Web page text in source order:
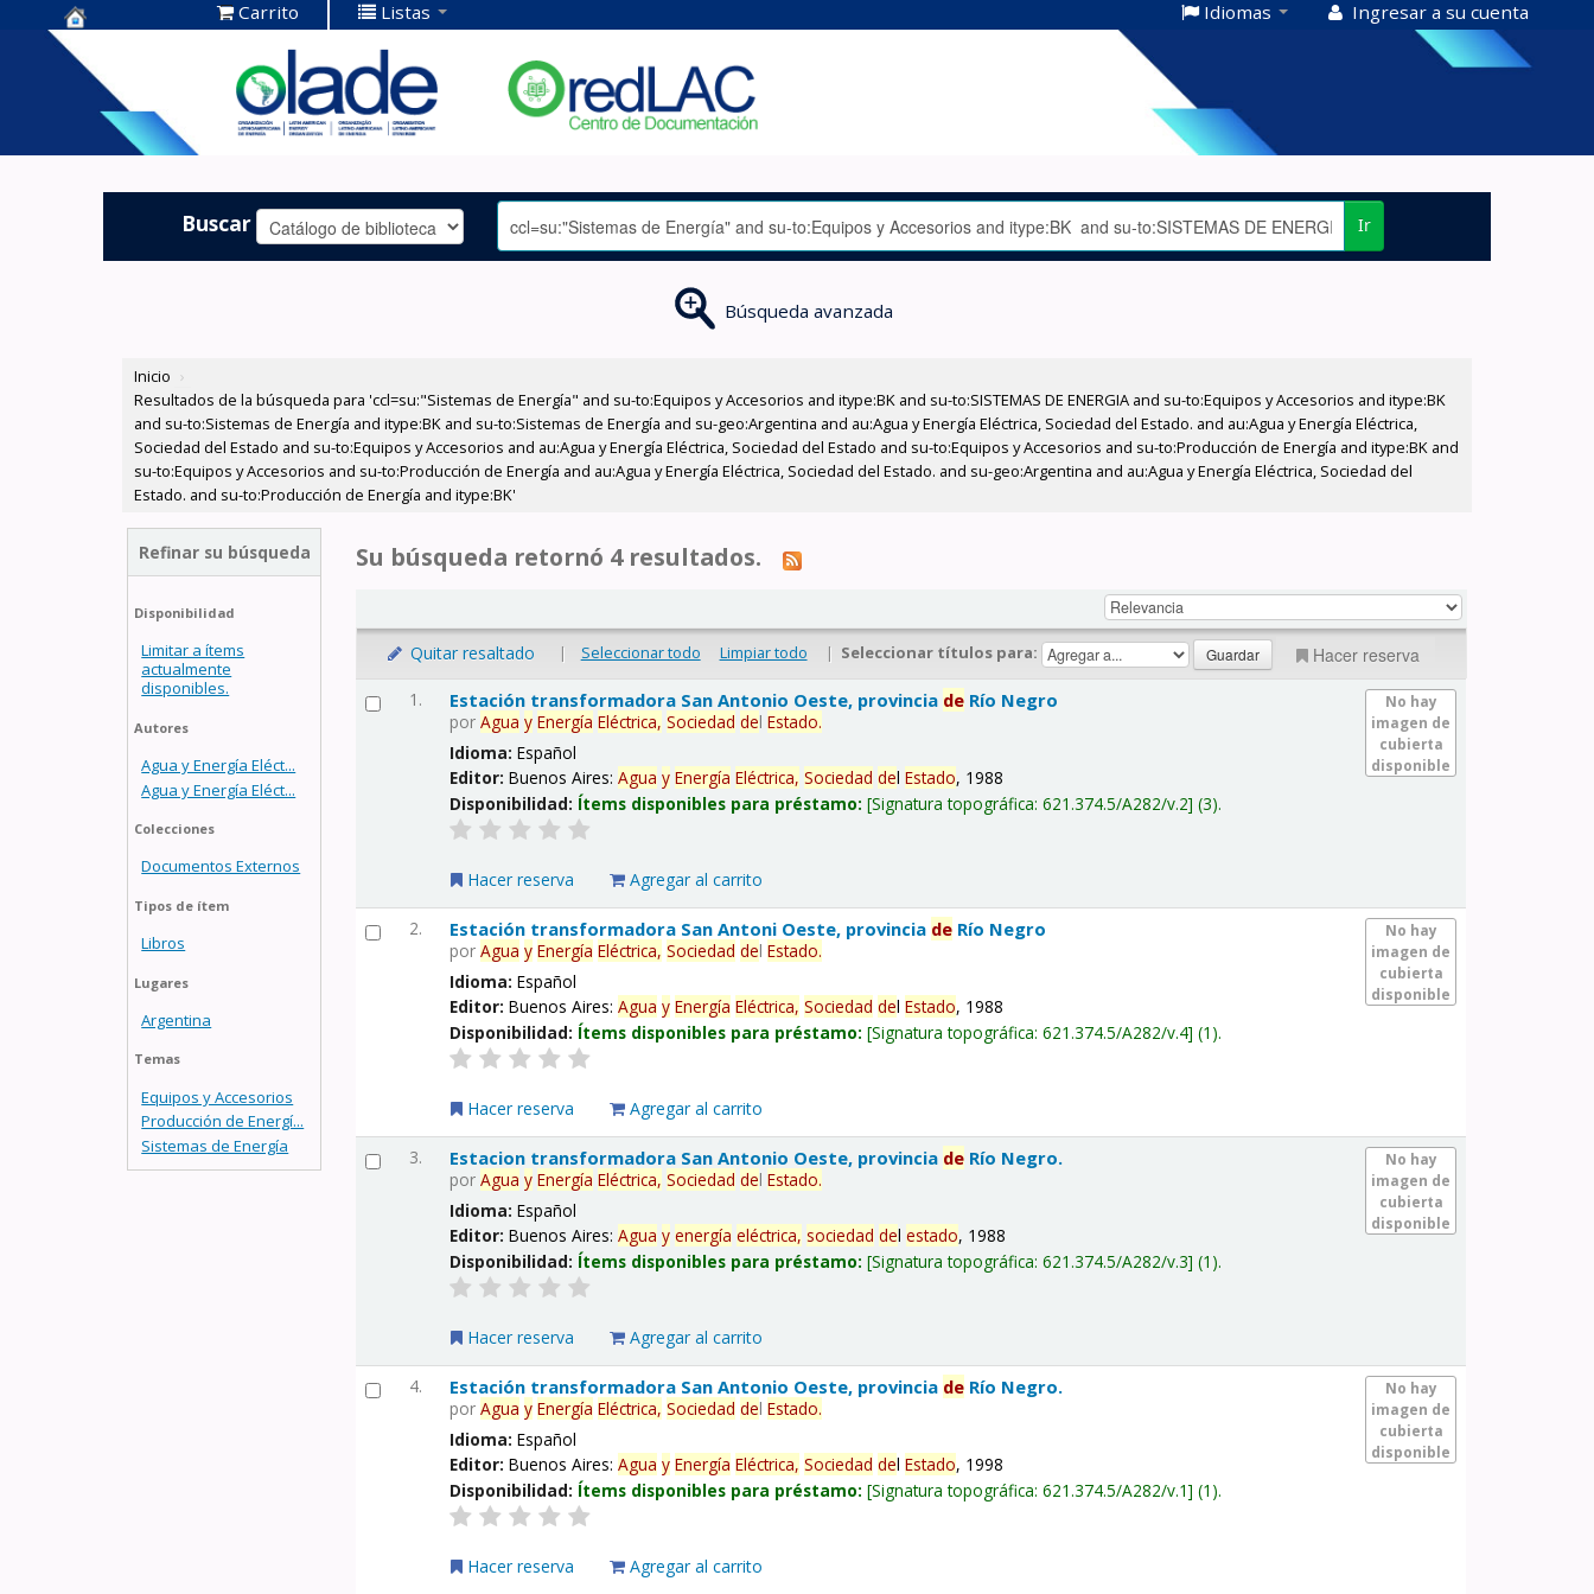
Centro de
Documentación
OLADE -
Carrito Listas Idiomas Ingresar a su cuenta
Buscar Ir
Búsqueda avanzada
Inicio ›
Resultados de la búsqueda para 'ccl=su:"Sistemas de Energía" and su-to:Equipos y Accesorios and itype:BK and su-to:SISTEMAS DE ENERGIA and su-to:Equipos y Accesorios and itype:BK
and su-to:Sistemas de Energía and itype:BK and su-to:Sistemas de Energía and su-geo:Argentina and au:Agua y Energía Eléctrica, Sociedad del Estado. and au:Agua y Energía Eléctrica,
Sociedad del Estado and su-to:Equipos y Accesorios and au:Agua y Energía Eléctrica, Sociedad del Estado and su-to:Equipos y Accesorios and su-to:Producción de Energía and itype:BK and
su-to:Equipos y Accesorios and su-to:Producción de Energía and au:Agua y Energía Eléctrica, Sociedad del Estado. and su-geo:Argentina and au:Agua y Energía Eléctrica, Sociedad del
Estado. and su-to:Producción de Energía and itype:BK'
Refinar su búsqueda
Disponibilidad
Limitar a ítems
actualmente
disponibles.
Autores
Agua y Energía Eléct...
Agua y Energía Eléct...
Colecciones
Documentos Externos
Tipos de ítem
Libros
Lugares
Argentina
Temas
Equipos y Accesorios
Producción de Energí...
Sistemas de Energía
Su búsqueda retornó 4 resultados.
Quitar resaltado | Seleccionar todo Limpiar todo | Seleccionar títulos para: Hacer reserva
1.
No hay
imagen de
cubierta
disponible
Estación transformadora San Antonio Oeste, provincia de Río Negro
porAgua y Energía Eléctrica, Sociedad delEstado.
Idioma:Español
Editor:Buenos Aires:Agua y Energía Eléctrica, Sociedad delEstado, 1988
Disponibilidad: Ítems disponibles para préstamo: Signatura topográfica:621.374.5/A282/v.2 (3).
Hacer reserva Agregar al carrito
2.
No hay
imagen de
cubierta
disponible
Estación transformadora San Antoni Oeste, provincia de Río Negro
porAgua y Energía Eléctrica, Sociedad delEstado.
Idioma:Español
Editor:Buenos Aires:Agua y Energía Eléctrica, Sociedad delEstado, 1988
Disponibilidad: Ítems disponibles para préstamo: Signatura topográfica:621.374.5/A282/v.4 (1).
Hacer reserva Agregar al carrito
3.
No hay
imagen de
cubierta
disponible
Estacion transformadora San Antonio Oeste, provincia de Río Negro.
porAgua y Energía Eléctrica, Sociedad delEstado.
Idioma:Español
Editor:Buenos Aires:Agua y energía eléctrica, sociedad delestado, 1988
Disponibilidad: Ítems disponibles para préstamo: Signatura topográfica:621.374.5/A282/v.3 (1).
Hacer reserva Agregar al carrito
4.
No hay
imagen de
cubierta
disponible
Estación transformadora San Antonio Oeste, provincia de Río Negro.
porAgua y Energía Eléctrica, Sociedad delEstado.
Idioma:Español
Editor:Buenos Aires:Agua y Energía Eléctrica, Sociedad delEstado, 1998
Disponibilidad: Ítems disponibles para préstamo: Signatura topográfica:621.374.5/A282/v.1 (1).
Hacer reserva Agregar al carrito